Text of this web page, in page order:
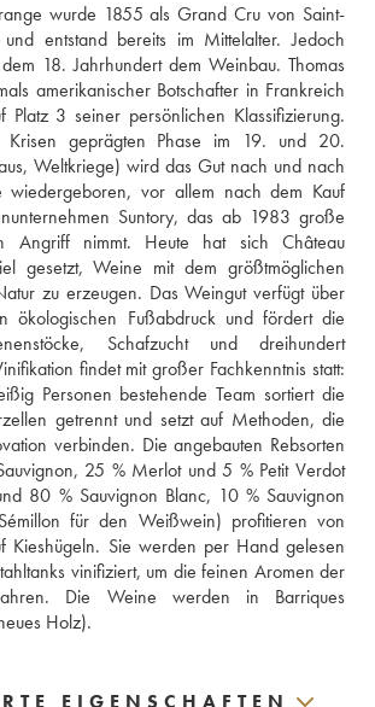
wurde 1855 als Grand Cru von Saint-
und entstand bereits im Mittelalter. Jedoch
18. Jahrhundert dem Weinbau. Thomas
amerikanischer Botschafter in Frankreich
Platz 3 seiner persönlichen Klassifizierung.
geprägten Phase im 19. und 20.
Weltkriege) wird das Gut nach und nach
wiedergeboren, vor allem nach dem Kauf
Suntory, das ab 1983 große
Angriff nimmt. Heute hat sich Château
gesetzt, Weine mit dem größtmöglichen
zu erzeugen. Das Weingut verfügt über
ökologischen Fußabdruck und fördert die
Schafzucht und dreihundert
findet mit großer Fachkenntnis statt:
Personen bestehende Team sortiert die
getrennt und setzt auf Methoden, die
verbinden. Die angebauten Rebsorten
25 % Merlot und 5 % Petit Verdot
80 % Sauvignon Blanc, 10 % Sauvignon
für den Weißwein) profitieren von
Kieshügeln. Sie werden per Hand gelesen
vinifiziert, um die feinen Aromen der
Die Weine werden in Barriques
Holz).
EIGENSCHAFTEN